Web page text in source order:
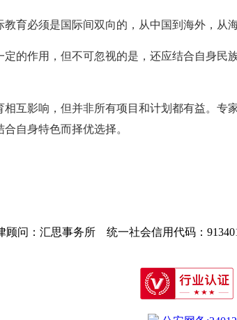
育必须是国际间双向的，从中国到海外，从
的作用，但不可忽视的是，还应结合自身
互影响，但并非所有项目和计划都有益。
自身特色而择优选择。
顾问：汇思事务所 统一社会信用代码：